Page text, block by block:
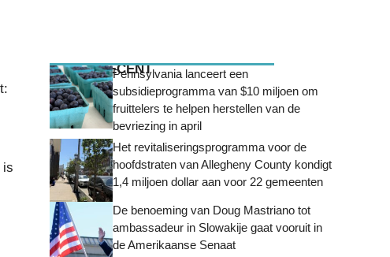
is
MEEST RECENTPennsylvania lanceert een
subsidieprogramma van $10 miljoen om
fruittelers te helpen herstellen van de
bevriezing in april
Het revitaliseringsprogramma voor de
hoofdstraten van Allegheny County kondigt
1,4 miljoen dollar aan voor 22 gemeenten
De benoeming van Doug Mastriano tot
ambassadeur in Slowakije gaat vooruit in
de Amerikaanse Senaat